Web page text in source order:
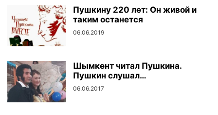
Пушкину 220 лет: Он живой и
таким останется
06.06.2019
Шымкент читал Пушкина.
Пушкин слушал…
06.06.2017